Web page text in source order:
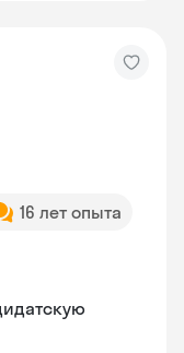
16 лет опыта